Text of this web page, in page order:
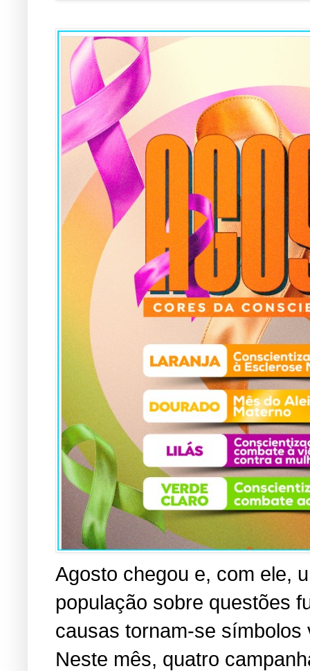
Agosto chegou e, com ele,
população sobre questões
causas tornam-se símbolos
Neste mês, quatro